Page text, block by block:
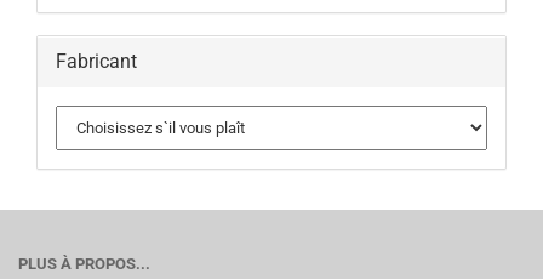
Fabricant
PLUS À PROPOS...